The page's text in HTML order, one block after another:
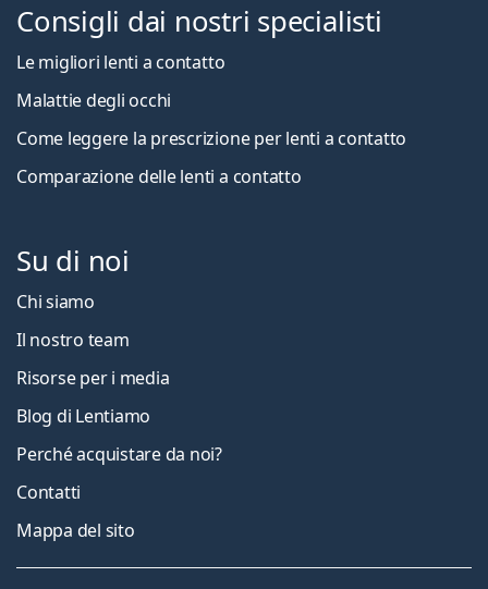
Consigli dai nostri specialisti
Le migliori lenti a contatto
Malattie degli occhi
Come leggere la prescrizione per lenti a contatto
Comparazione delle lenti a contatto
Su di noi
Chi siamo
Il nostro team
Risorse per i media
Blog di Lentiamo
Perché acquistare da noi?
Contatti
Mappa del sito